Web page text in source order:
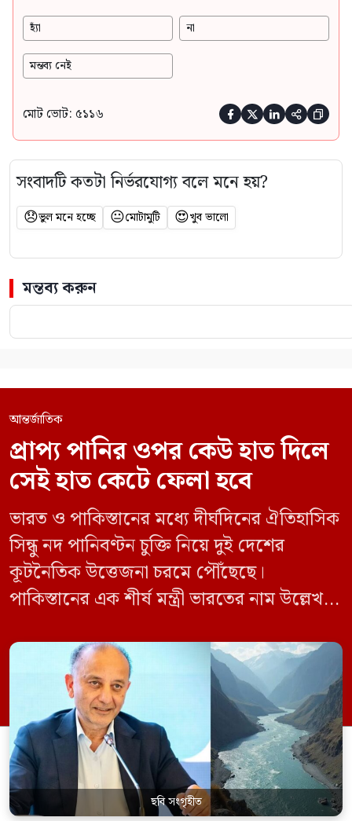
হ্যাঁ না
মন্তব্য নেই
মোট ভোট: ৫১১৬     
সংবাদটি কতটা নির্ভরযোগ্য বলে মনে হয়?
😞ভুল মনে হচ্ছে 😐মোটামুটি 😍খুব ভালো
মন্তব্য করুন
আন্তর্জাতিক
প্রাপ্য পানির ওপর কেউ হাত দিলে
সেই হাত কেটে ফেলা হবে
ভারত ও পাকিস্তানের মধ্যে দীর্ঘদিনের ঐতিহাসিক
সিন্ধু নদ পানিবণ্টন চুক্তি নিয়ে দুই দেশের
কূটনৈতিক উত্তেজনা চরমে পৌঁছেছে।
পাকিস্তানের এক শীর্ষ মন্ত্রী ভারতের নাম উল্লেখ না
পানির ওপর কেউ হাত দিলে সেই হাত কেটে
ফেলা হবে। ভারতের কেন্দ্রীয় জলসম্পদ মন্ত্রী সি
আর পাতিল কর্তৃক আগামী দেড় থেকে দুই বছরের
[…]
ছবি সংগৃহীত